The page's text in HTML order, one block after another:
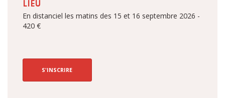
LIEU
En distanciel les matins des 15 et 16 septembre 2026 -
420 €
S'INSCRIRE